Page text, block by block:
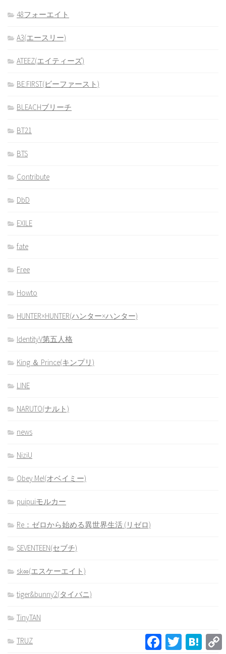
48フォーエイト
A3(エースリー)
ATEEZ(エイティーズ)
BE:FIRST(ビーファースト)
BLEACHブリーチ
BT21
BTS
Contribute
DbD
EXILE
fate
Free
Howto
HUNTER×HUNTER(ハンター×ハンター)
IdentityV第五人格
King ＆ Prince(キンプリ)
LINE
NARUTO(ナルト)
news
NiziU
Obey Me!(オベイミー)
puipuiモルカー
Re：ゼロから始める異世界生活 (リゼロ)
SEVENTEEN(セブチ)
sk∞(エスケーエイト)
tiger&bunny2(タイバニ)
TinyTAN
TRUZ FacebookTwitter Hatena